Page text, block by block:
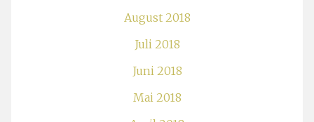
August 2018
Juli 2018
Juni 2018
Mai 2018